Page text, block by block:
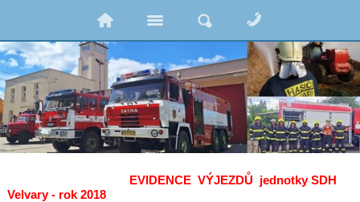
EVIDENCE VÝJEZDŮ jednotky SDH
Velvary - rok 2018